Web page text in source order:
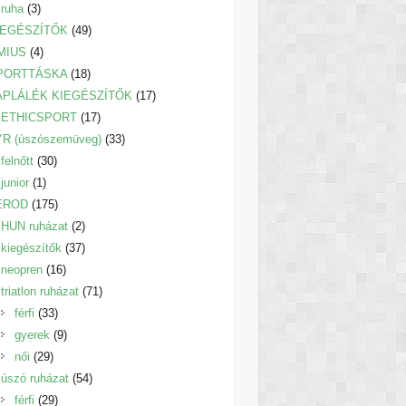
ruha 33
termék 4949
44
termék1818
termék
KIEGÉSZÍTŐK 1717
ETHICSPORT 1717
termék
(úszószemüveg) 3333
felnőtt 3030
junior 11
termék
175175
termék
HUN ruházat 22
termék
kiegészítők 3737
neopren 1616
termék
triatlon ruházat 7171
férfi 3333
termék
gyerek 99
női 2929
termék
úszó ruházat 5454
férfi 2929